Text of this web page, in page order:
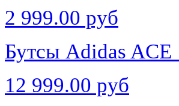
2 999.00 руб
Бутсы Adidas ACE
12 999.00 руб